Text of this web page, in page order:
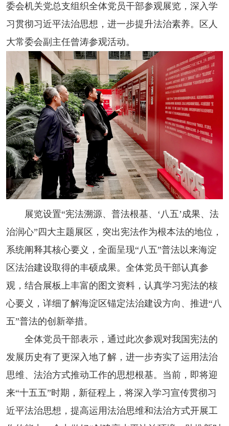
委会机关党总支组织全体党员干部参观展览，深入学
习贯彻习近平法治思想，进一步提升法治素养。区人
大常委会副主任曾涛参观活动。
展览设置“宪法溯源、普法根基、‘八五’成果、法
治润心”四大主题展区，突出宪法作为根本法的地位，
系统阐释其核心要义，全面呈现“八五”普法以来海淀
区法治建设取得的丰硕成果。全体党员干部认真参
观，结合展板上丰富的图文资料，认真学习宪法的核
心要义，详细了解海淀区锚定法治建设方向、推进“八
五”普法的创新举措。
全体党员干部表示，通过此次参观对我国宪法的
发展历史有了更深入地了解，进一步夯实了运用法治
思维、法治方式推动工作的思想根基。当前，即将迎
来“十五五”时期，新征程上，将深入学习宣传贯彻习
近平法治思想，提高运用法治思维和法治方式开展工